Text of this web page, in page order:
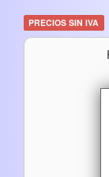
PRECIOS SIN IVA